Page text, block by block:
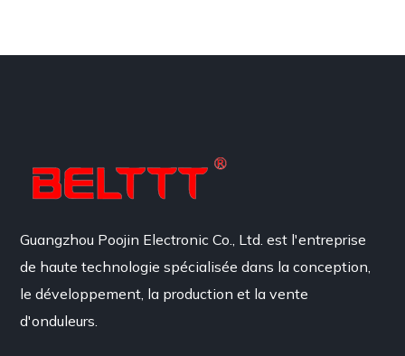
Guangzhou Poojin Electronic Co., Ltd. est l'entreprise
de haute technologie spécialisée dans la conception,
le développement, la production et la vente
d'onduleurs.